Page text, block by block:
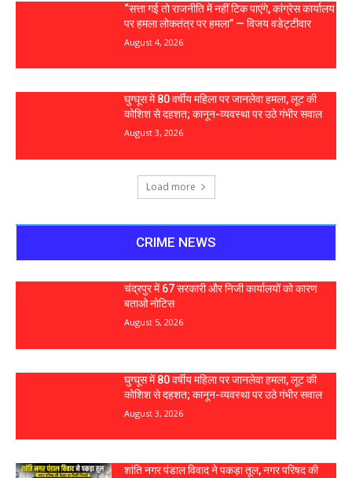
“सत्ता गई तो राजनीति में नहीं टिक पाएंगे, कांग्रेस कार्यालय
पर हमला लोकतंत्र पर हमला” — विजय वडेट्टीवार
August 4, 2026
घुग्घूस में 80 वर्षीय महिला पर जानलेवा हमला, लूट की
कोशिश से दहशत; कानून-व्यवस्था पर उठे गंभीर सवाल
August 3, 2026
Load more
CRIME NEWS
चंद्रपुर में 67 सरकारी और निजी कार्यालयों को कारण
बताओ नोटिस
August 5, 2026
घुग्घूस में 80 वर्षीय महिला पर जानलेवा हमला, लूट की
कोशिश से दहशत; कानून-व्यवस्था पर उठे गंभीर सवाल
August 3, 2026
शांति नगर पंडाल विवाद ने पकड़ा तूल, नगर परिषद की